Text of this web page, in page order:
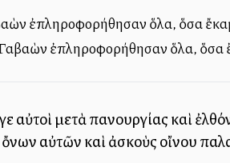
ἐπληροφορήθησαν ὅλα, ὅσα
Γαβαὼν ἐπληροφορήθησαν ὅλα, ὅσα
αὐτοὶ μετὰ πανουργίας καὶ
αὐτῶν καὶ ἀσκοὺς οἴνου